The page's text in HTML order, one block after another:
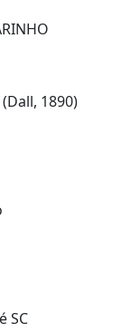
(Dall, 1890)
SC